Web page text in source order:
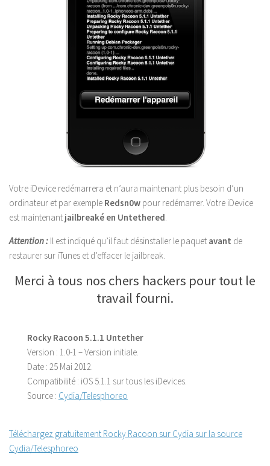
Votre iDevice redémarrera et n’aura maintenant plus besoin d’un
ordinateur et par exemple Redsn0w pour redémarrer. Votre iDevice
est maintenant jailbreaké en Untethered.
Attention : Il est indiqué qu’il faut désinstaller le paquet avant de
restaurer sur iTunes et d’effacer le jailbreak.
Merci à tous nos chers hackers pour tout le
travail fourni.
Rocky Racoon 5.1.1 Untether
Version : 1.0-1 – Version initiale.
Date : 25 Mai 2012.
Compatibilité : iOS 5.1.1 sur tous les iDevices.
Source : Cydia/Telesphoreo
Téléchargez gratuitement Rocky Racoon sur Cydia sur la source
Cydia/Telesphoreo